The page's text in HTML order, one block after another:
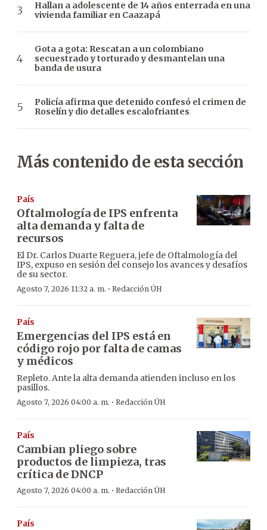
Hallan a adolescente de 14 años enterrada en una
vivienda familiar en Caazapá
Gota a gota: Rescatan a un colombiano
secuestrado y torturado y desmantelan una
banda de usura
Policía afirma que detenido confesó el crimen de
Roselín y dio detalles escalofriantes
Más contenido de esta sección
País
Oftalmología de IPS enfrenta
alta demanda y falta de
recursos
El Dr. Carlos Duarte Reguera, jefe de Oftalmología del
IPS, expuso en sesión del consejo los avances y desafíos
de su sector.
Agosto 7, 2026 11:32 a. m. · Redacción ÚH
País
Emergencias del IPS está en
código rojo por falta de camas
y médicos
Repleto. Ante la alta demanda atienden incluso en los
pasillos.
Agosto 7, 2026 04:00 a. m. · Redacción ÚH
País
Cambian pliego sobre
productos de limpieza, tras
crítica de DNCP
Agosto 7, 2026 04:00 a. m. · Redacción ÚH
País